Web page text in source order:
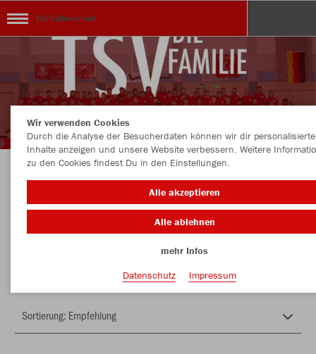
TSV Lüdenscheid
Herzlich Willkommen im Teamshop TSV
Lüdenscheid
Wir verwenden Cookies
Durch die Analyse der Besucherdaten können wir dir personalisierte
Inhalte anzeigen und unsere Website verbessern. Weitere
zu den Cookies findest Du in den Einstellungen.
Alle akzeptieren
Alle ablehnen
mehr Infos
Datenschutz
Impressum